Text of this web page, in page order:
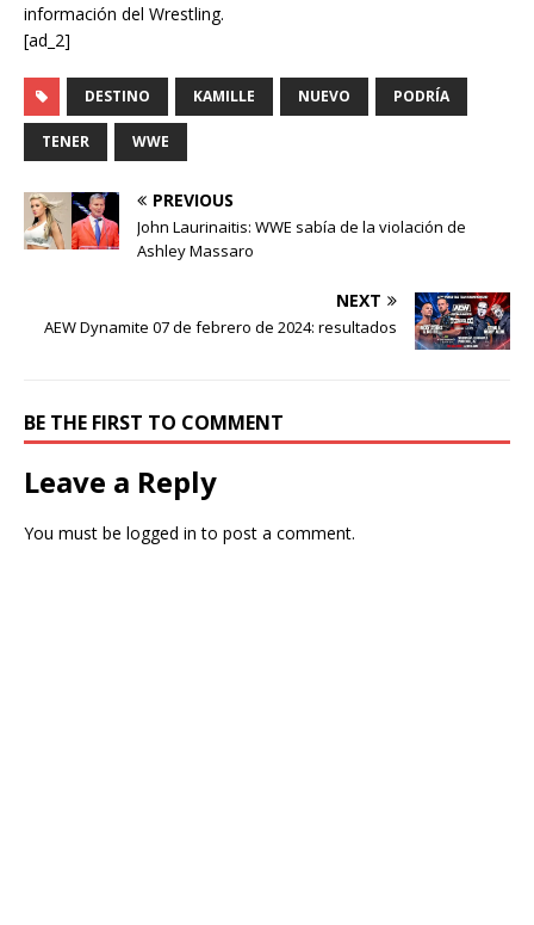
información del Wrestling.
[ad_2]
DESTINO KAMILLE NUEVO PODRÍA
TENER WWE
PREVIOUS
John Laurinaitis: WWE sabía de la violación de
Ashley Massaro
NEXT
AEW Dynamite 07 de febrero de 2024: resultados
BE THE FIRST TO COMMENT
Leave a Reply
You must be logged in to post a comment.